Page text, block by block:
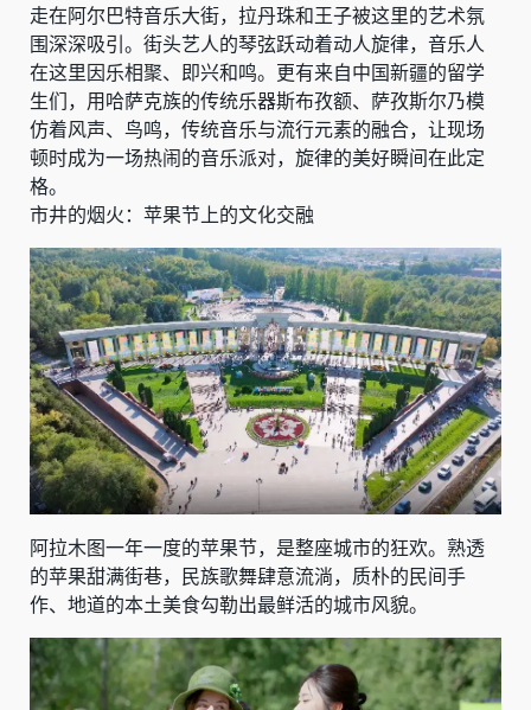
走在阿尔巴特音乐大街，拉丹珠和王子被这里的艺术氛
围深深吸引。街头艺人的琴弦跃动着动人旋律，音乐人
在这里因乐相聚、即兴和鸣。更有来自中国新疆的留学
生们，用哈萨克族的传统乐器斯布孜额、萨孜斯尔乃模
仿着风声、鸟鸣，传统音乐与流行元素的融合，让现场
顿时成为一场热闹的音乐派对，旋律的美好瞬间在此定
格。
市井的烟火：苹果节上的文化交融
阿拉木图一年一度的苹果节，是整座城市的狂欢。熟透
的苹果甜满街巷，民族歌舞肆意流淌，质朴的民间手
作、地道的本土美食勾勒出最鲜活的城市风貌。